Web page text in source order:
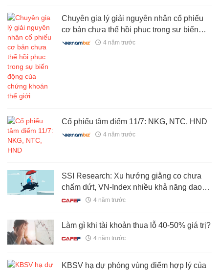
Chuyên gia lý giải nguyên nhân cổ phiếu
cơ bản chưa thể hồi phục trong sự biến
động của chứng khoán thế giới
4 năm trước
Cổ phiếu tâm điểm 11/7: NKG, NTC, HND
4 năm trước
SSI Research: Xu hướng giằng co chưa
chấm dứt, VN-Index nhiều khả năng dao
động trong vùng 1.150-1.223 điểm
4 năm trước
Làm gì khi tài khoản thua lỗ 40-50% giá trị?
4 năm trước
KBSV hạ dự phóng vùng điểm hợp lý của